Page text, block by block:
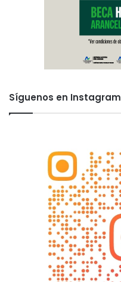
Síguenos en Instagram